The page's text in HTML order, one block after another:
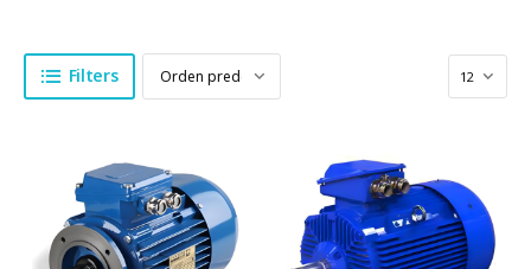
Filters